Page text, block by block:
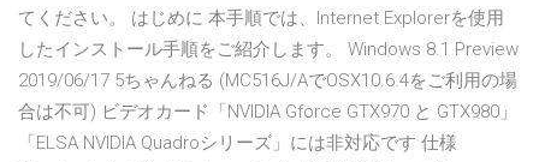
てください。 はじめに 本手順では、Internet Explorerを使用
したインストール手順をご紹介します。 Windows 8.1 Preview
2019/06/17 5ちゃんねる (MC516J/AでOSX10.6.4をご利用の場
合は不可) ビデオカード「NVIDIA Gforce GTX970 と GTX980」
「ELSA NVIDIA Quadroシリーズ」には非対応です 仕様